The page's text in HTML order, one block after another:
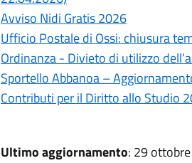
Avviso Nidi Gratis 2026
Ufficio Postale di Ossi: chiusura
Ordinanza - Divieto di utilizzo
Sportello Abbanoa –
Contributi per il Diritto allo Studio
Ultimo aggiornamento: 29